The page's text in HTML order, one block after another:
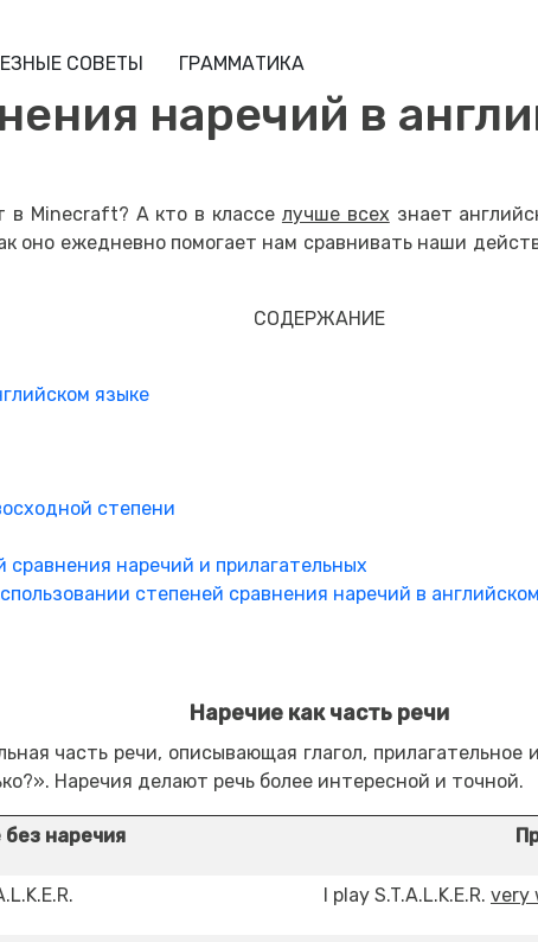
СОВЕТЫ ГРАММАТИКА
наречий в
в Minecraft? А кто в классе лучше всех знает
оно ежедневно помогает нам сравнивать наши
СОДЕРЖАНИЕ
языке
степени
сравнения наречий и прилагательных
степеней сравнения наречий в
Наречие как часть речи
часть речи, описывающая глагол,
Наречия делают речь более интересной и точной.
наречия
I play S.T.A.L.K.E.R. very